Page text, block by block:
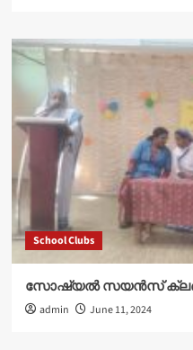
School Clubs
സോഷ്യൽ സയൻസ് ക്ലബ്
admin June 11, 2024